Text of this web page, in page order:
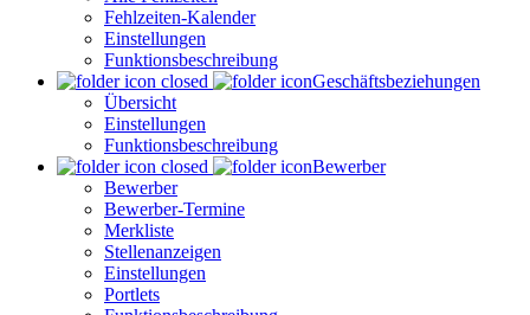
Fehlzeiten-Kalender
Einstellungen
Funktionsbeschreibung
Geschäftsbeziehungen
Übersicht
Einstellungen
Funktionsbeschreibung
Bewerber
Bewerber
Bewerber-Termine
Merkliste
Stellenanzeigen
Einstellungen
Portlets